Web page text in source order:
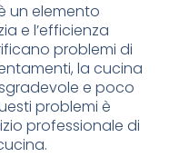
un elemento
e l’efficienza
problemi di
la cucina
e poco
problemi è
professionale di